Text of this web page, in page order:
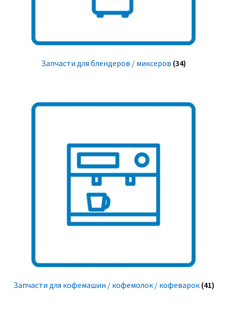
Запчасти для блендеров / миксеров (34)
Запчасти для кофемашин / кофемолок / кофеварок (41)